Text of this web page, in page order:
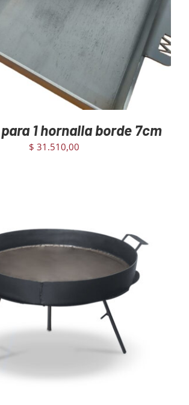
1 hornalla borde 7cm
$ 31.510,00
AL CARRITO DETAILS